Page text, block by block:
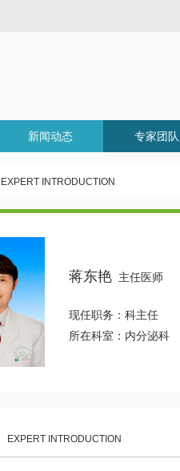
新闻动态 专家团队
EXPERT INTRODUCTION
蒋东艳 主任医师
现任职务： 科主任
所在科室： 内分泌科
EXPERT INTRODUCTION